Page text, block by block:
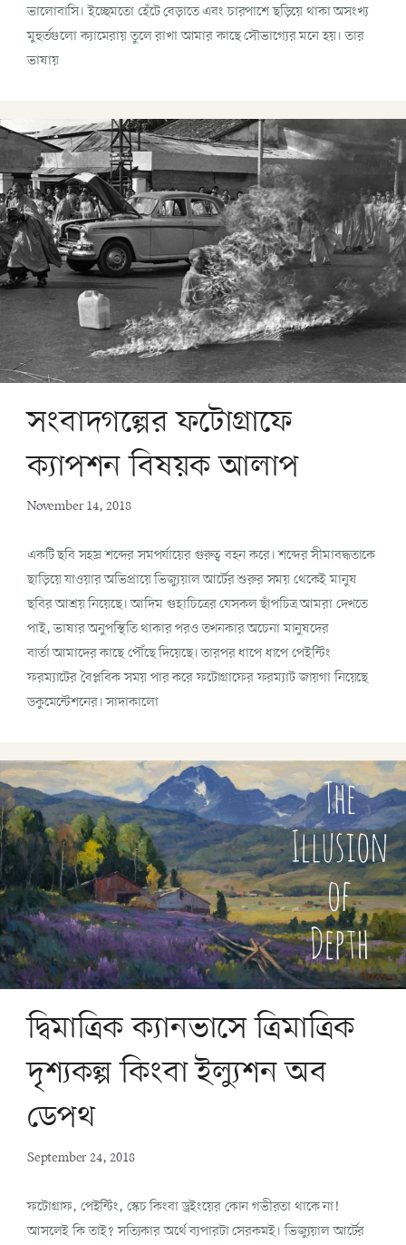
ভালোবাসি। ইচ্ছেমতো হেঁটে বেড়াতে এবং চারপাশে ছড়িয়ে থাকা অসংখ্য
মুহুর্তগুলো ক্যামেরায় তুলে রাখা আমার কাছে সৌভাগ্যের মনে হয়। তার
ভাষায়
সংবাদগল্পের ফটোগ্রাফে
ক্যাপশন বিষয়ক আলাপ
November 14, 2018
একটি ছবি সহস্র শব্দের সমপর্যায়ের গুরুত্ব বহন করে। শব্দের সীমাবদ্ধতাকে
ছাড়িয়ে যাওয়ার অভিপ্রায়ে ভিজ্যুয়াল আর্টের শুরুর সময় থেকেই মানুষ
ছবির আশ্রয় নিয়েছে। আদিম গুহাচিত্রের যেসকল ছাঁপচিত্র আমরা দেখতে
পাই, ভাষার অনুপস্থিতি থাকার পরও তখনকার অচেনা মানুষদের
বার্তা আমাদের কাছে পৌঁছে দিয়েছে। তারপর ধাপে ধাপে পেইন্টিং
ফরম্যাটের বৈপ্লবিক সময় পার করে ফটোগ্রাফের ফরম্যাট জায়গা নিয়েছে
ডকুমেন্টেশনের। সাদাকালো
দ্বিমাত্রিক ক্যানভাসে ত্রিমাত্রিক
দৃশ্যকল্প কিংবা ইল্যুশন অব
ডেপথ
September 24, 2018
ফটোগ্রাফ, পেইন্টিং, স্কেচ কিংবা ড্রইংয়ের কোন গভীরতা থাকে না!
আসলেই কি তাই? সত্যিকার অর্থে ব্যপারটা সেরকমই। ভিজ্যুয়াল আর্টের